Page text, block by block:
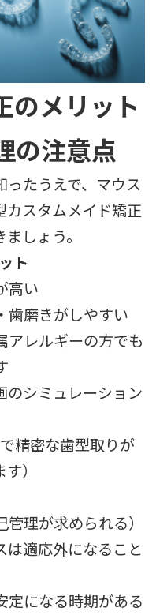
のメリット
の注意点
たうえで、マウス
カスタムメイド矯正
しょう。
ト
高い
歯磨きがしやすい
アレルギーの方でも
のシミュレーション
精密な歯型取りが
）
理が求められる）
は適応外になること
定になる時期がある